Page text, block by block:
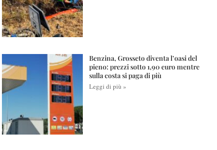
Benzina, Grosseto diventa l’oasi del
pieno: prezzi sotto 1,90 euro mentre
sulla costa si paga di più
Leggi di più »